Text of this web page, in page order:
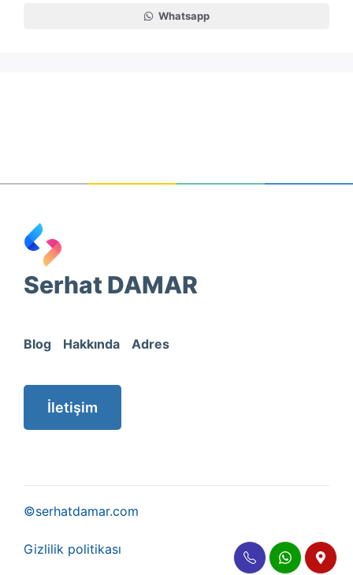
Whatsapp
Serhat DAMAR
Blog Hakkında Adres
İletişim
©serhatdamar.com
Gizlilik politikası